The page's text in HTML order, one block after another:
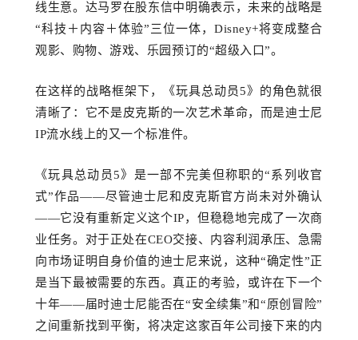
线生意。达马罗在股东信中明确表示，未来的战略是
“科技＋内容＋体验”三位一体，Disney+将变成整合
观影、购物、游戏、乐园预订的“超级入口”。
在这样的战略框架下，《玩具总动员5》的角色就很
清晰了：它不是皮克斯的一次艺术革命，而是迪士尼
IP流水线上的又一个标准件。
《玩具总动员5》是一部不完美但称职的“系列收官
式”作品——尽管迪士尼和皮克斯官方尚未对外确认
——它没有重新定义这个IP，但稳稳地完成了一次商
业任务。对于正处在CEO交接、内容利润承压、急需
向市场证明自身价值的迪士尼来说，这种“确定性”正
是当下最被需要的东西。真正的考验， 或许在下一个
十年——届时迪士尼能否在“安全续集”和“原创冒险”
之间重新找到平衡，将决定这家百年公司接下来的内